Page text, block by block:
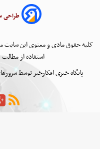
طراحی
کلیه حقوق مادی و معنوی این سایت
استفاده از
پایگاه خبری افکارخبر توسط